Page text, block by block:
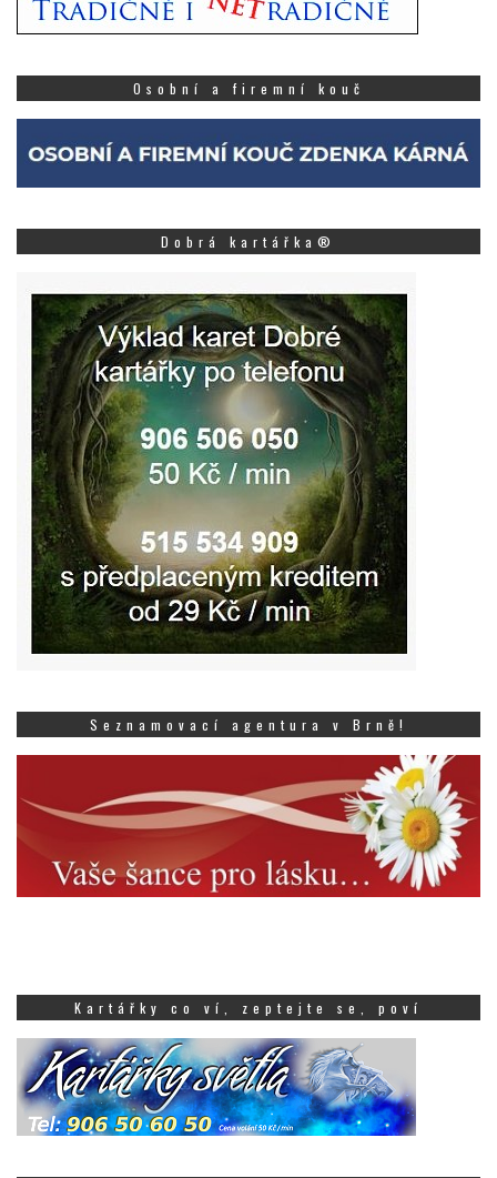
Osobní a firemní kouč
Dobrá kartářka®
Seznamovací agentura v Brně!
Kartářky co ví, zeptejte se, poví